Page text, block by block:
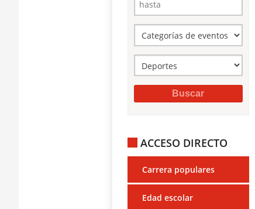
ACCESO DIRECTO
Carrera populares
Edad escolar